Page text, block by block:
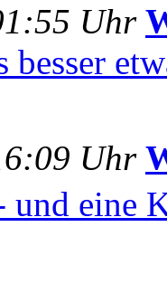
Uhr
besser
Uhr
und eine